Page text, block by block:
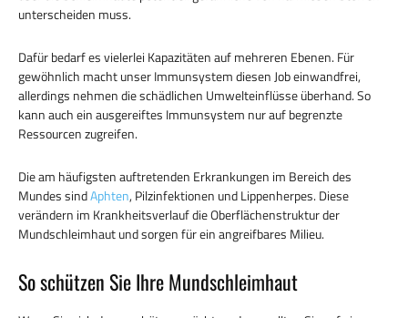
unterscheiden muss.
Dafür bedarf es vielerlei Kapazitäten auf mehreren Ebenen. Für
gewöhnlich macht unser Immunsystem diesen Job einwandfrei,
allerdings nehmen die schädlichen Umwelteinflüsse überhand. So
kann auch ein ausgereiftes Immunsystem nur auf begrenzte
Ressourcen zugreifen.
Die am häufigsten auftretenden Erkrankungen im Bereich des
Mundes sindAphten, Pilzinfektionen und Lippenherpes. Diese
verändern im Krankheitsverlauf die Oberflächenstruktur der
Mundschleimhaut und sorgen für ein angreifbares Milieu.
So schützen Sie Ihre Mundschleimhaut